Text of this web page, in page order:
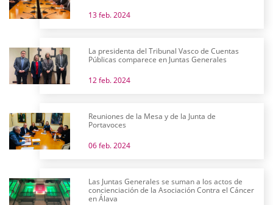
13 feb. 2024
La presidenta del Tribunal Vasco de Cuentas
Públicas comparece en Juntas Generales
12 feb. 2024
Reuniones de la Mesa y de la Junta de
Portavoces
06 feb. 2024
Las Juntas Generales se suman a los actos de
concienciación de la Asociación Contra el Cáncer
en Álava